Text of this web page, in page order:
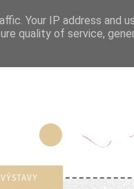
VÝSTAVY
Your IP address and
quality of service,